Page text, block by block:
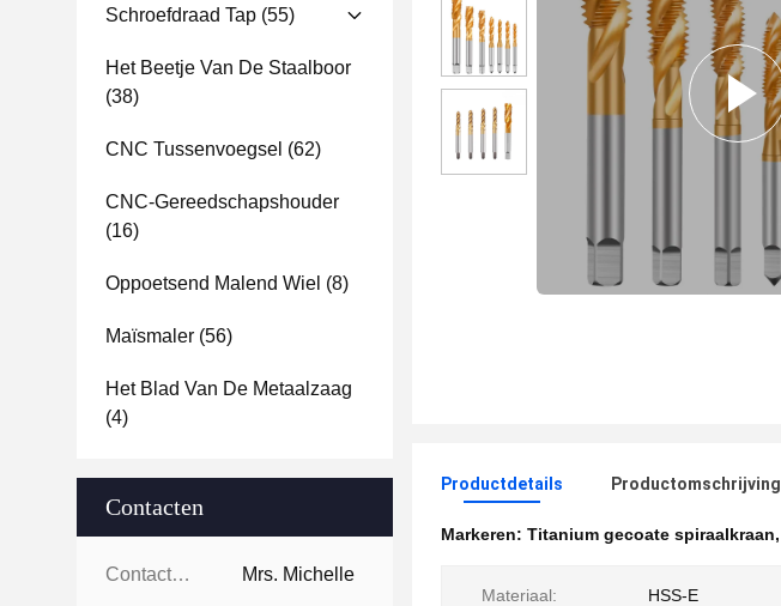
Schroefdraad Tap (55)
Het Beetje Van De Staalboor
(38)
CNC Tussenvoegsel (62)
CNC-Gereedschapshouder
(16)
Oppoetsend Malend Wiel (8)
Maïsmaler (56)
Het Blad Van De Metaalzaag
(4)
Contacten
Contacten: Mrs. Michelle
Productdetails Productomschrijving
Markeren: Titanium gecoate spiraalkraan,
Materiaal: HSS-E